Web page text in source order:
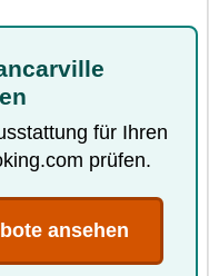
für Ihren
prüfen.
ansehen